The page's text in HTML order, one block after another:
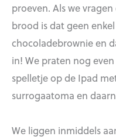
proeven. Als we
brood is dat geen
chocoladebrownie en
in! We praten nog
spelletje op de Ipad
surrogaatoma en
We liggen inmiddels